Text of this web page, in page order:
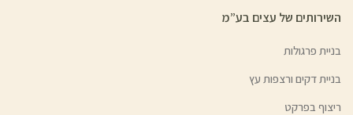
השירותים של עצים בע”מ
בניית פרגולות
בניית דקים ורצפות עץ
ריצוף בפרקט